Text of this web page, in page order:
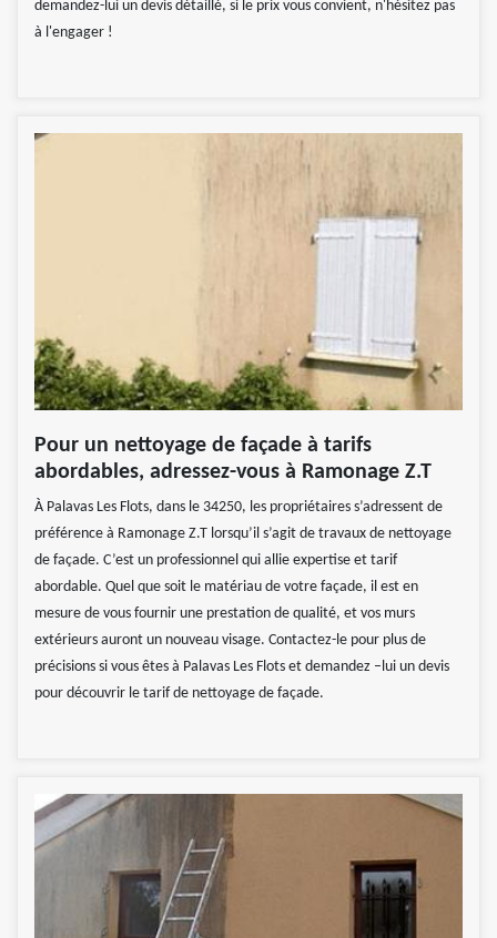
demandez-lui un devis détaillé, si le prix vous convient, n'hésitez pas
à l'engager !
Pour un nettoyage de façade à tarifs
abordables, adressez-vous à Ramonage Z.T
À Palavas Les Flots, dans le 34250, les propriétaires s’adressent de
préférence à Ramonage Z.T lorsqu’il s’agit de travaux de nettoyage
de façade. C’est un professionnel qui allie expertise et tarif
abordable. Quel que soit le matériau de votre façade, il est en
mesure de vous fournir une prestation de qualité, et vos murs
extérieurs auront un nouveau visage. Contactez-le pour plus de
précisions si vous êtes à Palavas Les Flots et demandez –lui un devis
pour découvrir le tarif de nettoyage de façade.